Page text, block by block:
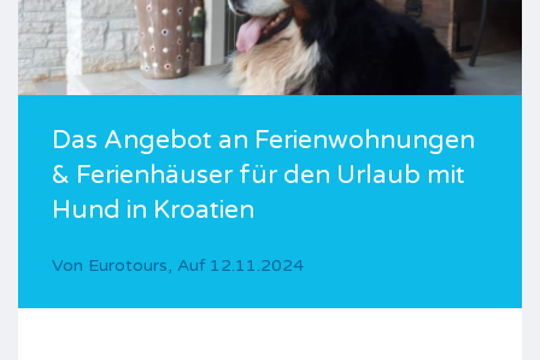
Das Angebot an Ferienwohnungen
& Ferienhäuser für den Urlaub mit
Hund in Kroatien
Von Eurotours, Auf 12.11.2024